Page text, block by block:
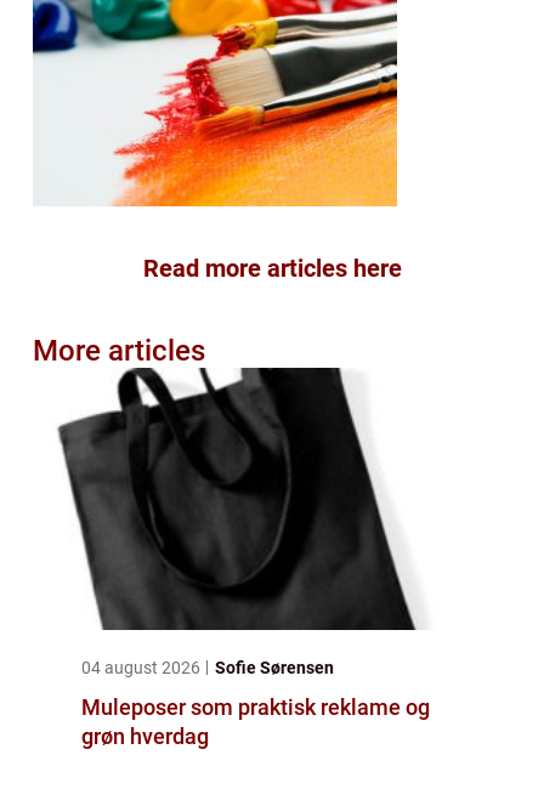
Read more articles here
More articles
04 august 2026 Sofie Sørensen
Muleposer som praktisk reklame og
grøn hverdag